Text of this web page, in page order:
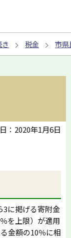
税金 市県
：2020年1月6日
に掲げる寄附金
を上限）が適用
金額の10％に相